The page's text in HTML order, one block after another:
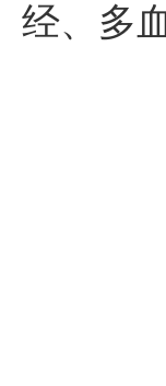
经、多